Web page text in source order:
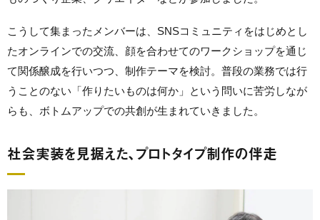
こうして集まったメンバーは、SNSコミュニティをはじめとし
たオンラインでの交流、顔を合わせてのワークショップを通じ
て関係醸成を行いつつ、制作テーマを検討。普段の業務では行
うことのない「作りたいものは何か」という問いに苦労しなが
らも、ボトムアップでの共創が生まれていきました。
社会実装を見据えた、プロトタイプ制作の伴走